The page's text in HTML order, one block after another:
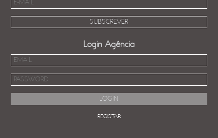
Login Agência
REGISTAR